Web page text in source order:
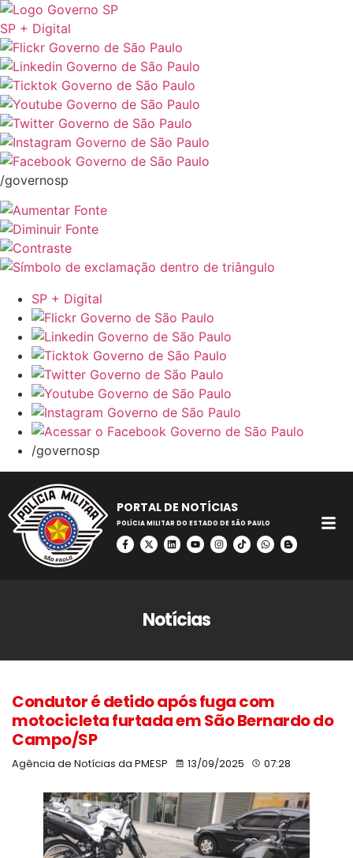
SP + Digital
/governosp
SP + Digital
/governosp
PORTAL DE NOTÍCIAS
POLÍCIA MILITAR DO ESTADO DE SÃO PAULO
Notícias
Condutor é detido após fuga com
motocicleta furtada em São Bernardo do
Campo/SP
Agência de Notícias da PMESP 13/09/2025 07:28